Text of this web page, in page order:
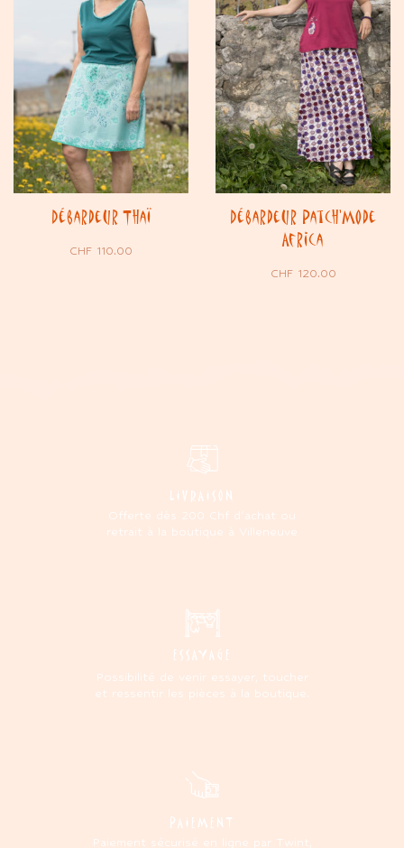
Débardeur Thaï
CHF 110.00
Débardeur Patch’Mode
Africa
CHF120.00
LIVRAISON
Offerte dès 200 Chf d'achat ou
retrait à la boutique à Villeneuve
ESSAYAGE
Possibilité de venir essayer, toucher
et ressentir les pièces à la boutique.
PAIEMENT
Paiement sécurisé en ligne par Twint,